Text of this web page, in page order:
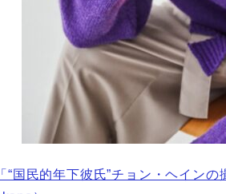
“国民的年下彼氏”チョン・ヘイン